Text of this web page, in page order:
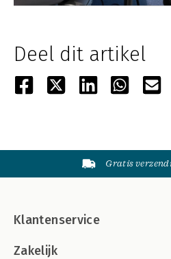
Deel dit artikel
Gratis
Klantenservice
Zakelijk